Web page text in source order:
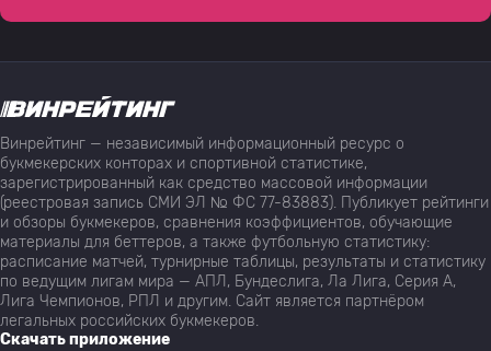
Винрейтинг — независимый информационный ресурс о
букмекерских конторах и спортивной статистике,
зарегистрированный как средство массовой информации
(реестровая запись СМИ ЭЛ № ФС 77-83883). Публикует рейтинги
и обзоры букмекеров, сравнения коэффициентов, обучающие
материалы для беттеров, а также футбольную статистику:
расписание матчей, турнирные таблицы, результаты и статистику
по ведущим лигам мира — АПЛ, Бундеслига, Ла Лига, Серия А,
Лига Чемпионов, РПЛ и другим. Сайт является партнёром
легальных российских букмекеров.
Скачать приложение